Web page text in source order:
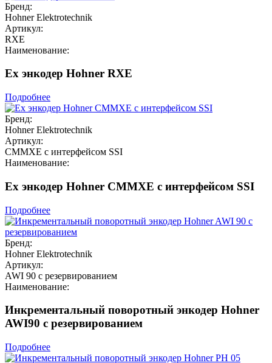
Бренд:
Hohner Elektrotechnik
Артикул:
RXE
Наименование:
Ex энкодер Hohner RXE
Подробнее
Бренд:
Hohner Elektrotechnik
Артикул:
CMMXE с интерфейсом SSI
Наименование:
Ex энкодер Hohner CMMXE с интерфейсом SSI
Подробнее
Бренд:
Hohner Elektrotechnik
Артикул:
AWI 90 с резервированием
Наименование:
Инкрементальный поворотный энкодер Hohner
AWI90 с резервированием
Подробнее